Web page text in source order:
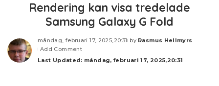
Rendering kan visa tredelade
Samsung Galaxy G Fold
måndag, februari 17, 2025,20:31
Posted
by Rasmus Hellmyrs
Add Comment
Last Updated: måndag, februari 17, 2025,20:31